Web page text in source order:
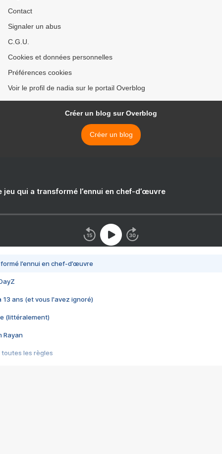
Contact
Signaler un abus
C.G.U.
Cookies et données personnelles
Préférences cookies
Voir le profil de nadia sur le portail Overblog
Créer un blog sur Overblog
Créer un blog
jeu qui a transformé l’ennui en chef-d’œuvre
l’ennui en chef-d’œuvre
13 ans (et vous l'avez ignoré)
(littéralement)
Rayan
toutes les règles